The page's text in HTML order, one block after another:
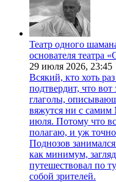
Театр одного
основателя театра
29 июля 2026, 23:45
Всякий, кто хоть
подтвердит, что вот
глаголы,
вяжутся ни с самим
июля. Потому что
полагаю, и уж
Поднозов
как минимум,
путешествовал по
собой зрителей.